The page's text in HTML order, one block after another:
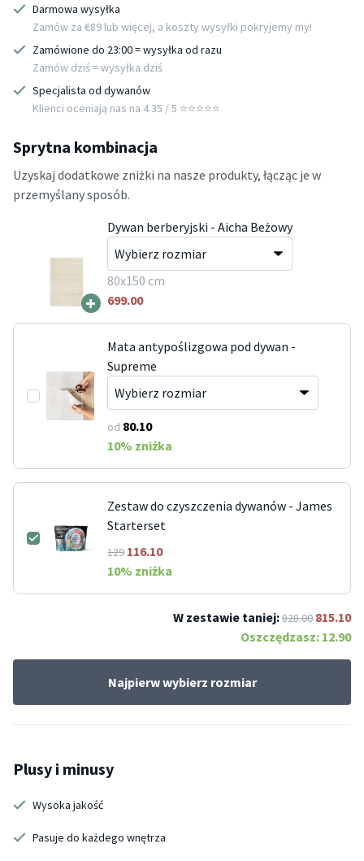
Darmowa wysyłka
Zamów za €89 lub więcej, a koszty wysyłki pokryjemy my!
Zamówione do 23:00 = wysyłka od razu
Zamów dziś = wysyłka dziś
Specjalista od dywanów
Klienci oceniają nas na 4.35 / 5 ⭐️⭐️⭐️⭐️⭐️
Sprytna kombinacja
Uzyskaj dodatkowe zniżki na nasze produkty, łącząc je w
przemyślany sposób.
+
Dywan berberyjski - Aicha Beżowy
80x150 cm
699.00
Mata antypoślizgowa pod dywan -
Supreme
od 80.10
10% zniżka
Zestaw do czyszczenia dywanów - James
Starterset
129116.10
10% zniżka
W zestawie taniej:828.00 815.10
Oszczędzasz: 12.90
Najpierw wybierz rozmiar
Plusy i minusy
Wysoka jakość
Pasuje do każdego wnętrza